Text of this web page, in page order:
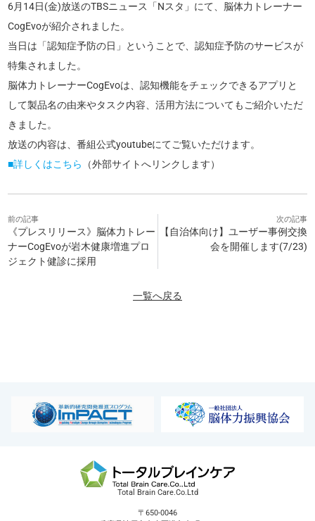
6月14日(金)放送のTBSニュース「Nスタ」にて、脳体力トレーナー
CogEvoが紹介されました。
当日は「認知症予防の日」ということで、認知症予防のサービスが
特集されました。
脳体力トレーナーCogEvoは、認知機能をチェックできるアプリと
して製品名の由来やタスク内容、活用方法についてもご紹介いただ
きました。
放送の内容は、番組公式youtubeにてご覧いただけます。
■詳しくはこちら
（外部サイトへリンクします）
前の記事
《プレスリリース》脳体力トレー
ナーCogEvoが岩木健康増進プロ
ジェクト健診に採用
次の記事
【自治体向け】ユーザー事例交換
会を開催します(7/23)
一覧へ戻る
Total Brain Care.Co.Ltd
〒650-0046